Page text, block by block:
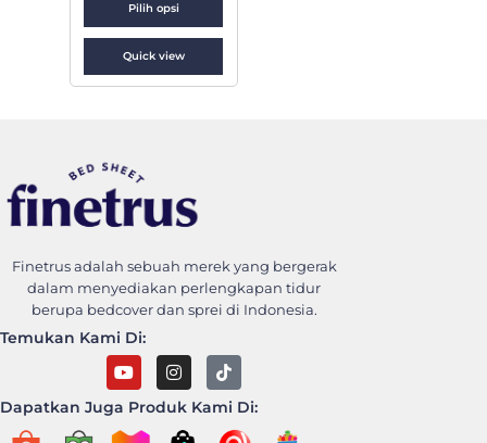
Pilih opsi
Quick view
Finetrus Bedcover
Finetrus adalah sebuah merek yang bergerak
dalam menyediakan perlengkapan tidur
berupa bedcover dan sprei di Indonesia.
Temukan Kami Di:
Dapatkan Juga Produk Kami Di: